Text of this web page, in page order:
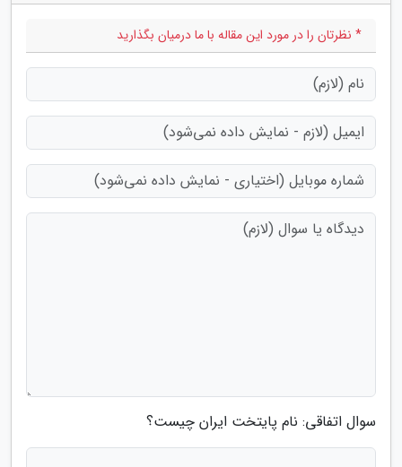
* نظرتان را در مورد این مقاله با ما درمیان بگذارید
سوال اتفاقی: نام پایتخت ایران چیست؟